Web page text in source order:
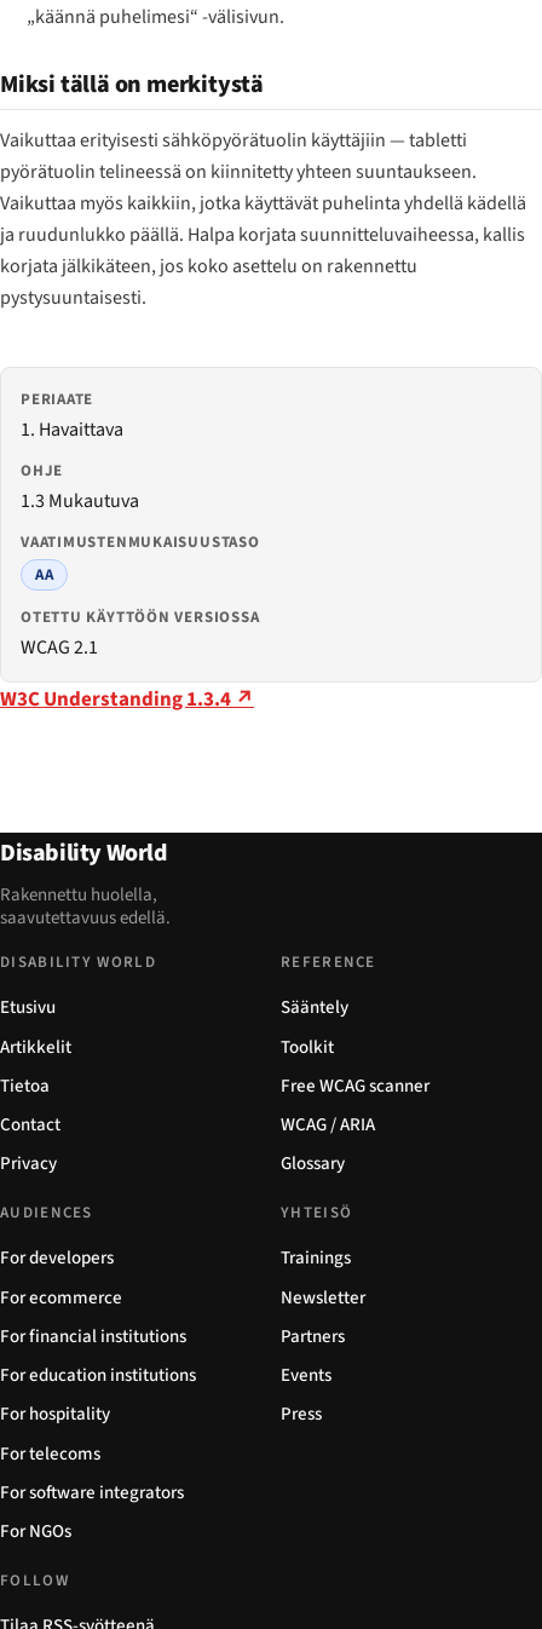
„käännä puhelimesi“ -välisivun.
Miksi tällä on merkitystä
Vaikuttaa erityisesti sähköpyörätuolin käyttäjiin — tabletti
pyörätuolin telineessä on kiinnitetty yhteen suuntaukseen.
Vaikuttaa myös kaikkiin, jotka käyttävät puhelinta yhdellä kädellä
ja ruudunlukko päällä. Halpa korjata suunnitteluvaiheessa, kallis
korjata jälkikäteen, jos koko asettelu on rakennettu
pystysuuntaisesti.
PERIAATE
1. Havaittava
OHJE
1.3 Mukautuva
VAATIMUSTENMUKAISUUSTASO
AA
OTETTU KÄYTTÖÖN VERSIOSSA
WCAG 2.1
W3C Understanding 1.3.4 ↗
Disability World
Rakennettu huolella,
saavutettavuus edellä.
DISABILITY WORLD
Etusivu
Artikkelit
Tietoa
Contact
Privacy
REFERENCE
Sääntely
Toolkit
Free WCAG scanner
WCAG / ARIA
Glossary
AUDIENCES
For developers
For ecommerce
For financial institutions
For education institutions
For hospitality
For telecoms
For software integrators
For NGOs
YHTEISÖ
Trainings
Newsletter
Partners
Events
Press
FOLLOW